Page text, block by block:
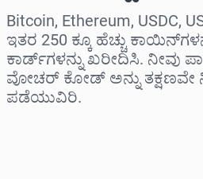
Bitcoin, Ethereum, USDC,
ಇತರ 250 ಕ್ಕೂ ಹೆಚ್ಚು
ಕಾರ್ಡ್‌ಗಳನ್ನು ಖರೀದಿಸಿ. ನೀವು
ವೋಚರ್ ಕೋಡ್ ಅನ್ನು
ಪಡೆಯುವಿರಿ.